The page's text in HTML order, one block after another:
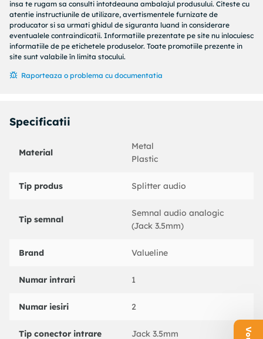
Tip cablu 3,5 mm.
Culoare Negru.
Tipul audio Stereo.
Proiectare cabluri Rotund
Proiectare conector - partea B Drept.
insa te rugam sa consulti intotdeauna ambalajul produsului. Citeste cu
atentie instructiunile de utilizare, avertismentele furnizate de
producator si sa urmati ghidul de siguranta luand in considerare
eventualele contraindicatii. Informatiile prezentate pe site nu inlocuiesc
informatiile de pe etichetele produselor. Toate promotiile prezente in
site sunt valabile în limita stocului.
Raporteaza o problema cu documentatia
Specificatii
Material
Metal
Plastic
Tip produs Splitter audio
Tip semnal
Semnal audio analogic
(Jack 3.5mm)
Brand Valueline
Numar intrari 1
Numar iesiri 2
Tip conector intrare Jack 3.5mm